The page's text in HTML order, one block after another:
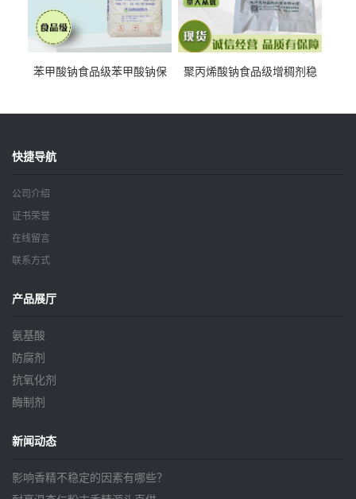
苯甲酸钠食品级苯甲酸钠保
聚丙烯酸钠食品级增稠剂稳
快捷导航
公司介绍
证书荣誉
在线留言
联系方式
产品展厅
氨基酸
防腐剂
抗氧化剂
酶制剂
新闻动态
影响香精不稳定的因素有哪些？